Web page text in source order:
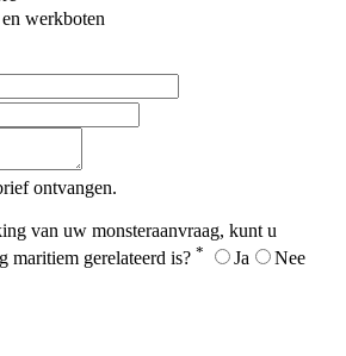
werkboten
ontvangen.
van uw monsteraanvraag, kunt u
maritiem gerelateerd is? * Ja Nee